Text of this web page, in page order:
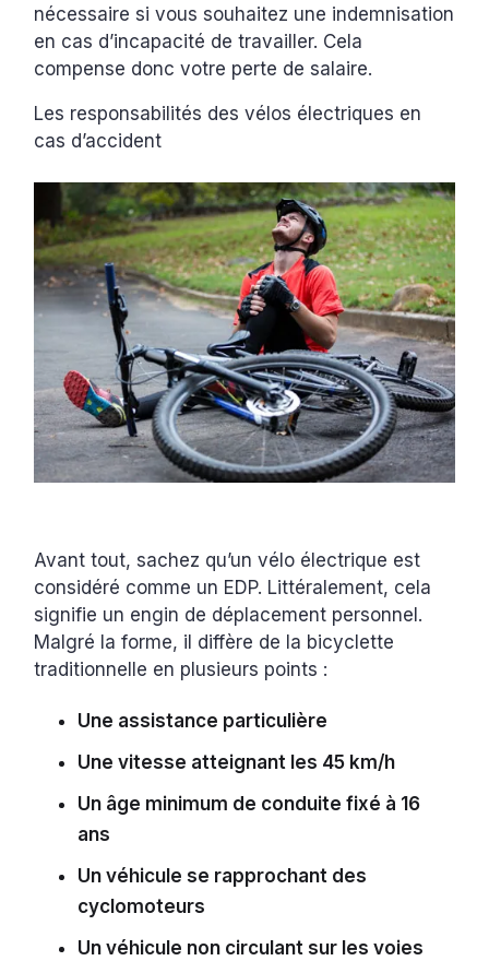
nécessaire si vous souhaitez une indemnisation
en cas d’incapacité de travailler. Cela
compense donc votre perte de salaire.
‍Les responsabilités des vélos électriques en
cas d’accident
Avant tout, sachez qu’un vélo électrique est
considéré comme un EDP. Littéralement, cela
signifie un engin de déplacement personnel.
Malgré la forme, il diffère de la bicyclette
traditionnelle en plusieurs points :
Une assistance particulière
Une vitesse atteignant les 45 km/h
Un âge minimum de conduite fixé à 16
ans
Un véhicule se rapprochant des
cyclomoteurs
Un véhicule non circulant sur les voies